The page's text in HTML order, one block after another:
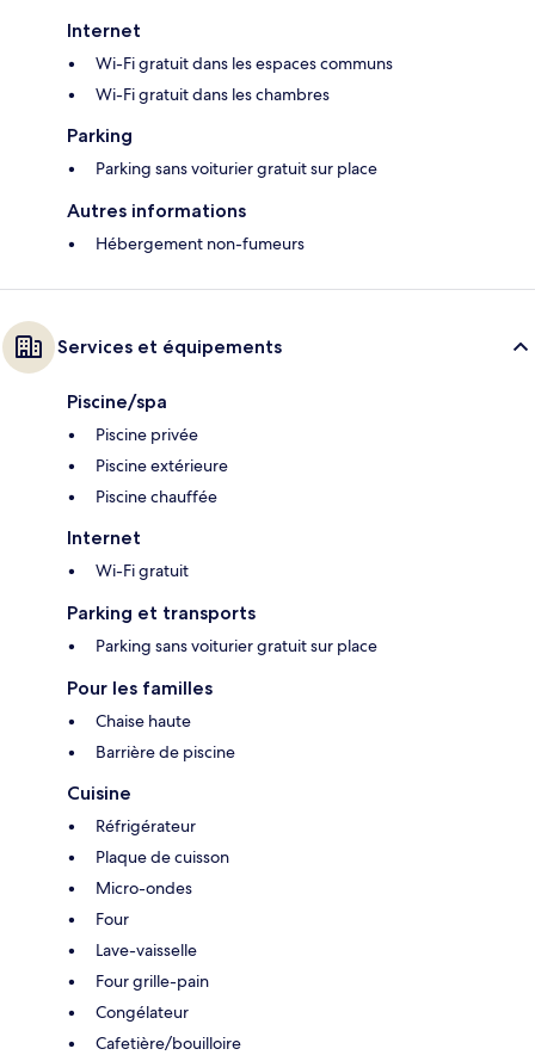
Internet
Wi-Fi gratuit dans les espaces communs
Wi-Fi gratuit dans les chambres
Parking
Parking sans voiturier gratuit sur place
Autres informations
Hébergement non-fumeurs
Services et équipements
Piscine/spa
Piscine privée
Piscine extérieure
Piscine chauffée
Internet
Wi-Fi gratuit
Parking et transports
Parking sans voiturier gratuit sur place
Pour les familles
Chaise haute
Barrière de piscine
Cuisine
Réfrigérateur
Plaque de cuisson
Micro-ondes
Four
Lave-vaisselle
Four grille-pain
Congélateur
Cafetière/bouilloire